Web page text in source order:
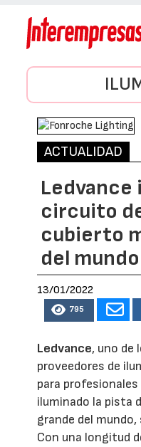
ACTUALIDAD
Ledvance
circuito
cubierto
del mundo
13/01/2022
795
Ledvance, uno de
proveedores de
para
iluminado la pista
grande del
Con una longitud